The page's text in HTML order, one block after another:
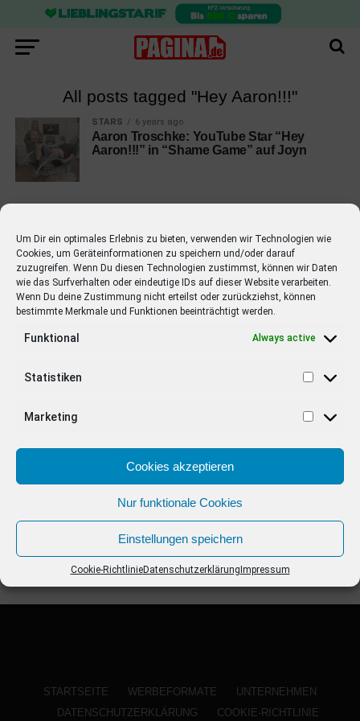
Um Dir ein optimales Erlebnis zu bieten, verwenden wir Technologien wie
Cookies, um Geräteinformationen zu speichern und/oder darauf
zuzugreifen. Wenn Du diesen Technologien zustimmst, können wir Daten
wie das Surfverhalten oder eindeutige IDs auf dieser Website verarbeiten.
Wenn Du deine Zustimmung nicht erteilst oder zurückziehst, können
bestimmte Merkmale und Funktionen beeinträchtigt werden.
Funktional Always active
Statistiken
Marketing
Cookies akzeptieren
Nur funktionale Cookies
Einstellungen speichern
Cookie-RichtlinieDatenschutzerklärung Impressum
All posts tagged "Hey Aaron!!!"
STARS 6 years ago
Aaron Troschke: YouTube Star “Hey
Aaron!!!” in “Shame Game” auf Joyn
EMPFOHLEN
STARS 4 years ago
Barbara Schöneberger Moderatorin
von “Verstehen Sie Spaß?”
STARTSEITE WERBEFORMATE
UNTERNEHMEN
DATENSCHUTZERKLÄRUNG
COOKIE-RICHTLINIE